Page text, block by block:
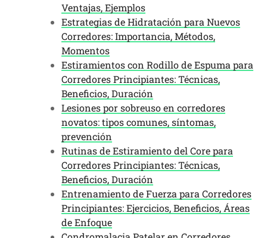
Ventajas, Ejemplos
Estrategias de Hidratación para Nuevos
Corredores: Importancia, Métodos,
Momentos
Estiramientos con Rodillo de Espuma para
Corredores Principiantes: Técnicas,
Beneficios, Duración
Lesiones por sobreuso en corredores
novatos: tipos comunes, síntomas,
prevención
Rutinas de Estiramiento del Core para
Corredores Principiantes: Técnicas,
Beneficios, Duración
Entrenamiento de Fuerza para Corredores
Principiantes: Ejercicios, Beneficios, Áreas
de Enfoque